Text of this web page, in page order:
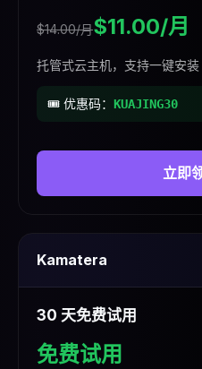
$14.00/月$11.00/月
托管式云主机，支持一键安
🎟️ 优惠码： KUAJING30
立即
Kamatera
30 天免费试用
免费试用